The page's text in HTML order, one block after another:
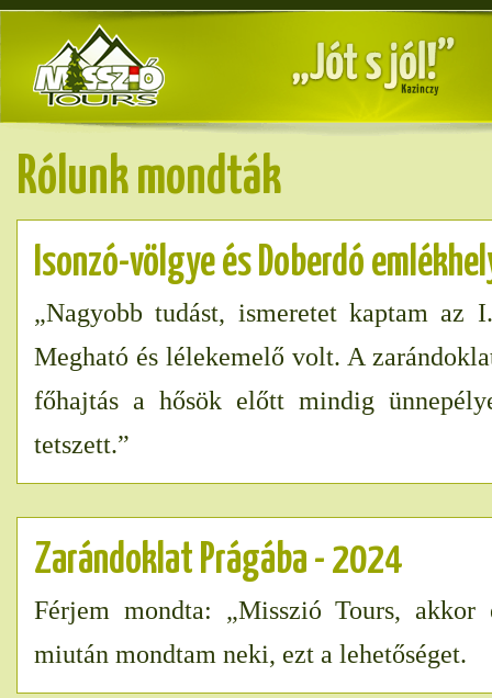
Rólunk mondták
Isonzó-völgye és Doberdó
„Nagyobb tudást, ismeretet kaptam az
Megható és lélekemelő volt. A
főhajtás a hősök előtt mindig
tetszett.”
Zarándoklat Prágába - 2024
Férjem mondta: „Misszió Tours,
miután mondtam neki, ezt a lehetőséget.